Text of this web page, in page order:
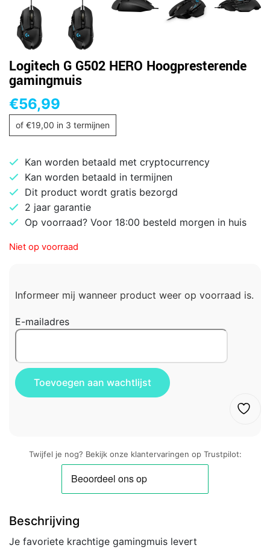
Logitech G G502 HERO Hoogpresterende
gamingmuis
€56,99
of €19,00 in 3 termijnen
Kan worden betaald met cryptocurrency
Kan worden betaald in termijnen
Dit product wordt gratis bezorgd
2 jaar garantie
Op voorraad? Voor 18:00 besteld morgen in huis
Niet op voorraad
Informeer mij wanneer product weer op voorraad is.
E-mailadres
Twijfel je nog? Bekijk onze klantervaringen op Trustpilot:
Beschrijving
Je favoriete krachtige gamingmuis levert